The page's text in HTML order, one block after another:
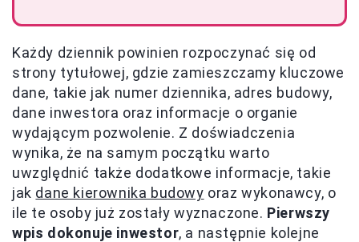
Każdy dziennik powinien rozpoczynać się od
strony tytułowej, gdzie zamieszczamy kluczowe
dane, takie jak numer dziennika, adres budowy,
dane inwestora oraz informacje o organie
wydającym pozwolenie. Z doświadczenia
wynika, że na samym początku warto
uwzględnić także dodatkowe informacje, takie
jak dane kierownika budowy oraz wykonawcy, o
ile te osoby już zostały wyznaczone. Pierwszy
wpis dokonuje inwestor, a następnie kolejne